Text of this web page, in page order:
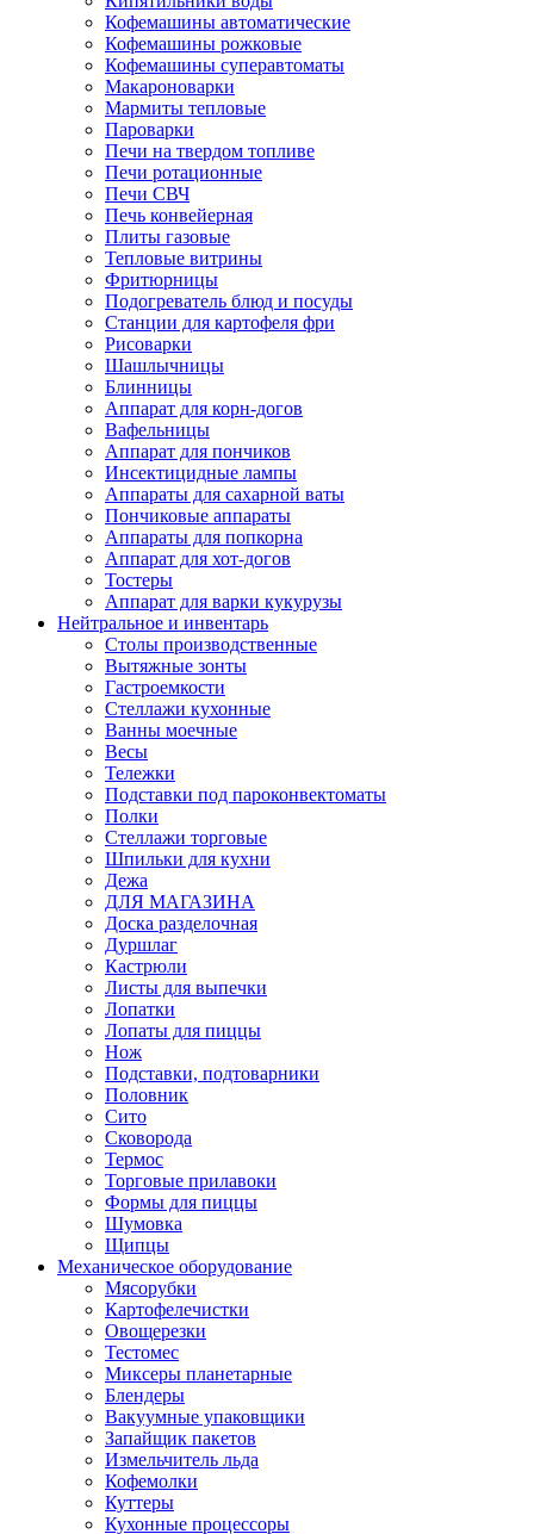
Кофемашины автоматические
Кофемашины рожковые
Кофемашины суперавтоматы
Макароноварки
Мармиты тепловые
Пароварки
Печи на твердом топливе
Печи ротационные
Печи СВЧ
Печь конвейерная
Плиты газовые
Тепловые витрины
Фритюрницы
Подогреватель блюд и посуды
Станции для картофеля фри
Рисоварки
Шашлычницы
Блинницы
Аппарат для корн-догов
Вафельницы
Аппарат для пончиков
Инсектицидные лампы
Аппараты для сахарной ваты
Пончиковые аппараты
Аппараты для попкорна
Аппарат для хот-догов
Тостеры
Аппарат для варки кукурузы
Нейтральное и инвентарь
Столы производственные
Вытяжные зонты
Гастроемкости
Стеллажи кухонные
Ванны моечные
Весы
Тележки
Подставки под пароконвектоматы
Полки
Стеллажи торговые
Шпильки для кухни
Дежа
ДЛЯ МАГАЗИНА
Доска разделочная
Дуршлаг
Кастрюли
Листы для выпечки
Лопатки
Лопаты для пиццы
Нож
Подставки, подтоварники
Половник
Сито
Сковорода
Термос
Торговые прилавоки
Формы для пиццы
Шумовка
Щипцы
Механическое оборудование
Мясорубки
Картофелечистки
Овощерезки
Тестомес
Миксеры планетарные
Блендеры
Вакуумные упаковщики
Запайщик пакетов
Измельчитель льда
Кофемолки
Куттеры
Кухонные процессоры